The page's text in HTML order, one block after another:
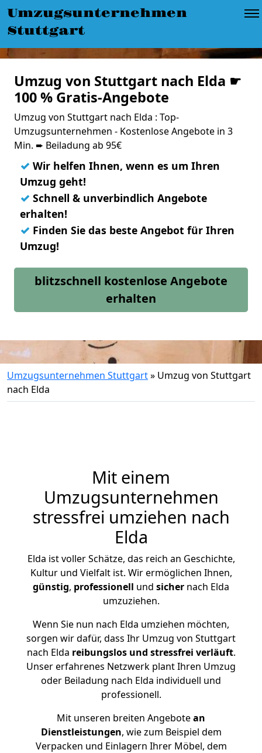
Umzugsunternehmen
Stuttgart
Umzug von Stuttgart nach Elda ☛
100 % Gratis-Angebote
Umzug von Stuttgart nach Elda : Top-
Umzugsunternehmen - Kostenlose Angebote in 3
Min. ➨ Beiladung ab 95€
✓ Wir helfen Ihnen, wenn es um Ihren
Umzug geht!
✓ Schnell & unverbindlich Angebote
erhalten!
✓ Finden Sie das beste Angebot für Ihren
Umzug!
blitzschnell kostenlose Angebote
erhalten
Umzugsunternehmen Stuttgart» Umzug von Stuttgart
nach Elda
Mit einem
Umzugsunternehmen
stressfrei umziehen nach
Elda
Elda ist voller Schätze, das reich an Geschichte,
Kultur und Vielfalt ist. Wir ermöglichen Ihnen,
günstig, professionell und sicher nach Elda
umzuziehen.
Wenn Sie nun nach Elda umziehen möchten,
sorgen wir dafür, dass Ihr Umzug von Stuttgart
nach Elda reibungslos und stressfrei verläuft.
Unser erfahrenes Netzwerk plant Ihren Umzug
oder Beiladung nach Elda individuell und
professionell.
Mit unseren breiten Angebotean
Dienstleistungen, wie zum Beispiel dem
Verpacken und Einlagern Ihrer Möbel, dem